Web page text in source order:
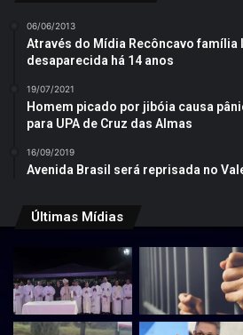
06/06/2013
Através do Mídia Recôncavo família
desaparecida há 14 anos
19/07/2021
Homem picado por jibóia causa
para UPA de Cruz das Almas
16/09/2019
Avenida Brasil será reprisada no
Últimas Mídias